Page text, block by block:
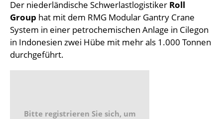
Der niederländische Schwerlastlogistiker Roll
Group hat mit dem RMG Modular Gantry Crane
System in einer petrochemischen Anlage in Cilegon
in Indonesien zwei Hübe mit mehr als 1.000 Tonnen
durchgeführt.
Bitte registrieren Sie sich, um